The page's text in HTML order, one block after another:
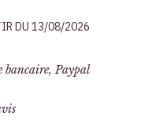
DU 13/08/2026
bancaire, Paypal